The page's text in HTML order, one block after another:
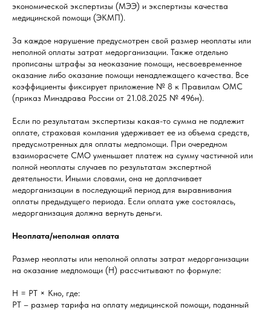
экономической экспертизы (МЭЭ) и экспертизы качества
медицинской помощи (ЭКМП).
За каждое нарушение предусмотрен свой размер неоплаты или
неполной оплаты затрат медорганизации. Также отдельно
прописаны штрафы за неоказание помощи, несвоевременное
оказание либо оказание помощи ненадлежащего качества. Все
коэффициенты фиксирует приложение № 8 к Правилам ОМС
(приказ Минздрава России от 21.08.2025 № 496н).
Если по результатам экспертизы какая-то сумма не подлежит
оплате, страховая компания удерживает ее из объема средств,
предусмотренных для оплаты медпомощи. При очередном
взаиморасчете СМО уменьшает платеж на сумму частичной или
полной неоплаты случаев по результатам экспертной
деятельности. Иными словами, она не доплачивает
медорганизации в последующий период для выравнивания
оплаты предыдущего периода. Если оплата уже состоялась,
медорганизация должна вернуть деньги.
Неоплата/неполная оплата
Размер неоплаты или неполной оплаты затрат медорганизации
на оказание медпомощи (Н) рассчитывают по формуле:
Н = РТ × Кно, где:
РТ – размер тарифа на оплату медицинской помощи, поданный